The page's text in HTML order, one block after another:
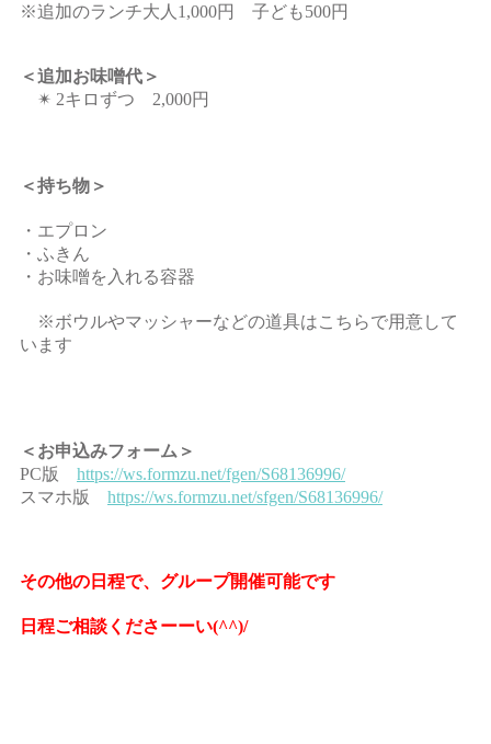
※追加のランチ大人1,000円 子ども500円
＜追加お味噌代＞
✴︎ 2キロずつ 2,000円
＜持ち物＞
・エプロン
・ふきん
・お味噌を入れる容器
※ボウルやマッシャーなどの道具はこちらで用意して
います
＜お申込みフォーム＞
PC版 https://ws.formzu.net/fgen/S68136996/
スマホ版 https://ws.formzu.net/sfgen/S68136996/
その他の日程で、グループ開催可能です
日程ご相談くださーーい(^^)/